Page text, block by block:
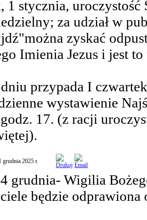
1 stycznia,
za udział w
zyskać
Imienia Jezus i jest
przypada I
wystawienie
17. (z racji
grudnia 2025 r.
grudnia- Wigilia
będzie